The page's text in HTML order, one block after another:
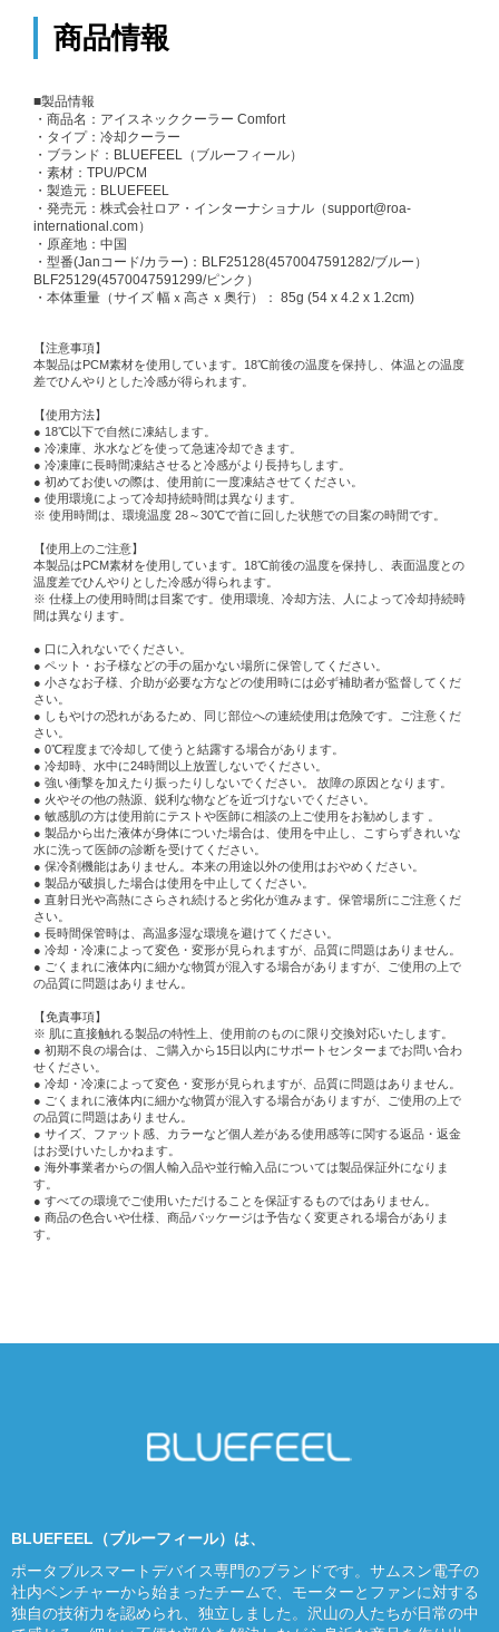
商品情報
■製品情報
・商品名：アイスネッククーラー Comfort
・タイプ：冷却クーラー
・ブランド：BLUEFEEL（ブルーフィール）
・素材：TPU/PCM
・製造元：BLUEFEEL
・発売元：株式会社ロア・インターナショナル（support@roa-
international.com）
・原産地：中国
・型番(Janコード/カラー)：BLF25128(4570047591282/ブルー）
BLF25129(4570047591299/ピンク）
・本体重量（サイズ 幅ｘ高さｘ奥行）： 85g (54 x 4.2 x 1.2cm)
【注意事項】
本製品はPCM素材を使用しています。18℃前後の温度を保持し、体温との温度
差でひんやりとした冷感が得られます。
【使用方法】
● 18℃以下で自然に凍結します。
● 冷凍庫、氷水などを使って急速冷却できます。
● 冷凍庫に長時間凍結させると冷感がより長持ちします。
● 初めてお使いの際は、使用前に一度凍結させてください。
● 使用環境によって冷却持続時間は異なります。
※ 使用時間は、環境温度 28～30℃で首に回した状態での目案の時間です。
【使用上のご注意】
本製品はPCM素材を使用しています。18℃前後の温度を保持し、表面温度との
温度差でひんやりとした冷感が得られます。
※ 仕様上の使用時間は目案です。使用環境、冷却方法、人によって冷却持続時
間は異なります。
● 口に入れないでください。
● ペット・お子様などの手の届かない場所に保管してください。
● 小さなお子様、介助が必要な方などの使用時には必ず補助者が監督してくだ
さい。
● しもやけの恐れがあるため、同じ部位への連続使用は危険です。ご注意くだ
さい。
● 0℃程度まで冷却して使うと結露する場合があります。
● 冷却時、水中に24時間以上放置しないでください。
● 強い衝撃を加えたり振ったりしないでください。 故障の原因となります。
● 火やその他の熱源、鋭利な物などを近づけないでください。
● 敏感肌の方は使用前にテストや医師に相談の上ご使用をお勧めします 。
● 製品から出た液体が身体についた場合は、使用を中止し、こすらずきれいな
水に洗って医師の診断を受けてください。
● 保冷剤機能はありません。本来の用途以外の使用はおやめください。
● 製品が破損した場合は使用を中止してください。
● 直射日光や高熱にさらされ続けると劣化が進みます。保管場所にご注意くだ
さい。
● 長時間保管時は、高温多湿な環境を避けてください。
● 冷却・冷凍によって変色・変形が見られますが、品質に問題はありません。
● ごくまれに液体内に細かな物質が混入する場合がありますが、ご使用の上で
の品質に問題はありません。
【免責事項】
※ 肌に直接触れる製品の特性上、使用前のものに限り交換対応いたします。
● 初期不良の場合は、ご購入から15日以内にサポートセンターまでお問い合わ
せください。
● 冷却・冷凍によって変色・変形が見られますが、品質に問題はありません。
● ごくまれに液体内に細かな物質が混入する場合がありますが、ご使用の上で
の品質に問題はありません。
● サイズ、ファット感、カラーなど個人差がある使用感等に関する返品・返金
はお受けいたしかねます。
● 海外事業者からの個人輸入品や並行輸入品については製品保証外になりま
す。
● すべての環境でご使用いただけることを保証するものではありません。
● 商品の色合いや仕様、商品パッケージは予告なく変更される場合がありま
す。
BLUEFEEL（ブルーフィール）は、
ポータブルスマートデバイス専門のブランドです。サムスン電子の
社内ベンチャーから始まったチームで、モーターとファンに対する
独自の技術力を認められ、独立しました。沢山の人たちが日常の中